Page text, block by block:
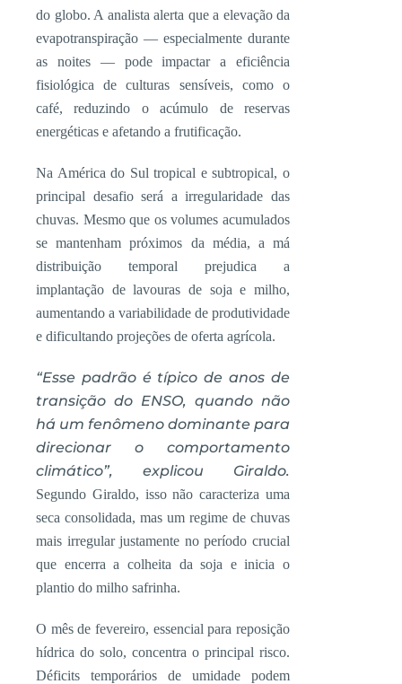
do globo. A analista alerta que a elevação da
evapotranspiração — especialmente durante
as noites — pode impactar a eficiência
fisiológica de culturas sensíveis, como o
café, reduzindo o acúmulo de reservas
energéticas e afetando a frutificação.
Na América do Sul tropical e subtropical, o
principal desafio será a irregularidade das
chuvas. Mesmo que os volumes acumulados
se mantenham próximos da média, a má
distribuição temporal prejudica a
implantação de lavouras de soja e milho,
aumentando a variabilidade de produtividade
e dificultando projeções de oferta agrícola.
“Esse padrão é típico de anos de
transição do ENSO, quando não
há um fenômeno dominante para
direcionar o comportamento
climático”, explicou Giraldo.
Segundo Giraldo, isso não caracteriza uma
seca consolidada, mas um regime de chuvas
mais irregular justamente no período crucial
que encerra a colheita da soja e inicia o
plantio do milho safrinha.
O mês de fevereiro, essencial para reposição
hídrica do solo, concentra o principal risco.
Déficits temporários de umidade podem